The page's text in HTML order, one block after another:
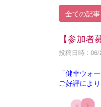
全ての記事
【参加
投稿日時 : 06/
「健幸ウォ
ご好評によ